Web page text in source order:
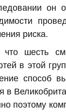
он
риска.
что шесть
в этой
способ
в
поэтому